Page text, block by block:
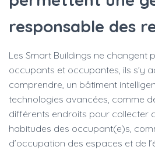
responsable des
Les Smart Buildings ne changent
occupants et occupantes, ils s’y
comprendre, un bâtiment
technologies avancées, comme
différents endroits pour collecter
habitudes des occupant(e)s,
d’occupation des espaces et de